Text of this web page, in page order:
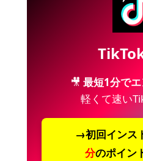
🎥 最短1分でエ
軽くて速い
→初回インス
分のポイン